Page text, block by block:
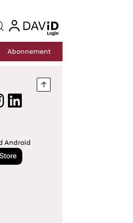
login
Abonnement
Nach oben springen
LinkedIn
Android
Store